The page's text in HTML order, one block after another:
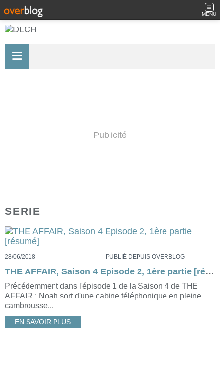
MENU
Publicité
SERIE
28/06/2018 PUBLIÉ DEPUIS OVERBLOG
THE AFFAIR, Saison 4 Episode 2, 1ère partie [résumé]
Précédemment dans l'épisode 1 de la Saison 4 de THE
AFFAIR : Noah sort d'une cabine téléphonique en pleine
cambrousse...
EN SAVOIR PLUS